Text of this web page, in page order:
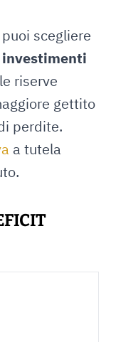
scegliere
investimenti
riserve
gettito
perdite.
a tutela